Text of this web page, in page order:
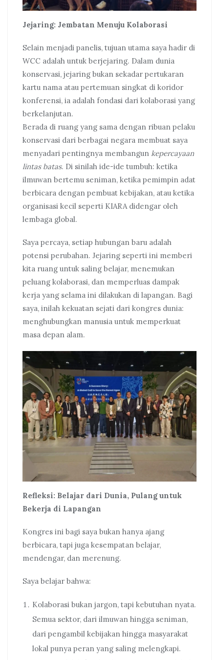
Jejaring: Jembatan Menuju Kolaborasi
Selain menjadi panelis, tujuan utama saya hadir di
WCC adalah untuk berjejaring. Dalam dunia
konservasi, jejaring bukan sekadar pertukaran
kartu nama atau pertemuan singkat di koridor
konferensi, ia adalah fondasi dari kolaborasi yang
berkelanjutan.
Berada di ruang yang sama dengan ribuan pelaku
konservasi dari berbagai negara membuat saya
menyadari pentingnya membangun kepercayaan
lintas batas. Di sinilah ide-ide tumbuh: ketika
ilmuwan bertemu seniman, ketika pemimpin adat
berbicara dengan pembuat kebijakan, atau ketika
organisasi kecil seperti KIARA didengar oleh
lembaga global.
Saya percaya, setiap hubungan baru adalah
potensi perubahan. Jejaring seperti ini memberi
kita ruang untuk saling belajar, menemukan
peluang kolaborasi, dan memperluas dampak
kerja yang selama ini dilakukan di lapangan. Bagi
saya, inilah kekuatan sejati dari kongres dunia:
menghubungkan manusia untuk memperkuat
masa depan alam.
Refleksi: Belajar dari Dunia, Pulang untuk
Bekerja di Lapangan
Kongres ini bagi saya bukan hanya ajang
berbicara, tapi juga kesempatan belajar,
mendengar, dan merenung.
Saya belajar bahwa:
Kolaborasi bukan jargon, tapi kebutuhan nyata.
Semua sektor, dari ilmuwan hingga seniman,
dari pengambil kebijakan hingga masyarakat
lokal punya peran yang saling melengkapi.